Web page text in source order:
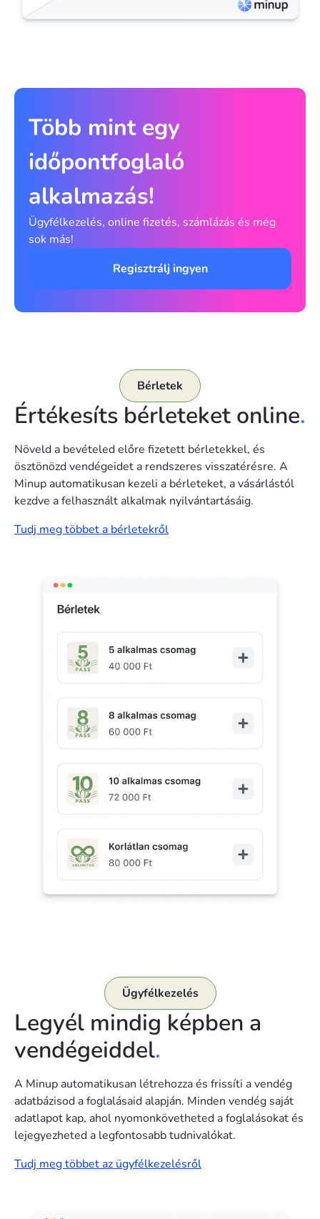
Több mint egy
időpontfoglaló
alkalmazás!
Ügyfélkezelés, online fizetés, számlázás és még
sok más!
Regisztrálj ingyen
Bérletek
Értékesíts bérleteket online.
Növeld a bevételed előre fizetett bérletekkel, és
ösztönözd vendégeidet a rendszeres visszatérésre. A
Minup automatikusan kezeli a bérleteket, a vásárlástól
kezdve a felhasznált alkalmak nyilvántartásáig.
Tudj meg többet a bérletekről
Ügyfélkezelés
Legyél mindig képben a
vendégeiddel.
A Minup automatikusan létrehozza és frissíti a vendég
adatbázisod a foglalásaid alapján. Minden vendég saját
adatlapot kap, ahol nyomonkövetheted a foglalásokat és
lejegyezheted a legfontosabb tudnivalókat.
Tudj meg többet az ügyfélkezelésről